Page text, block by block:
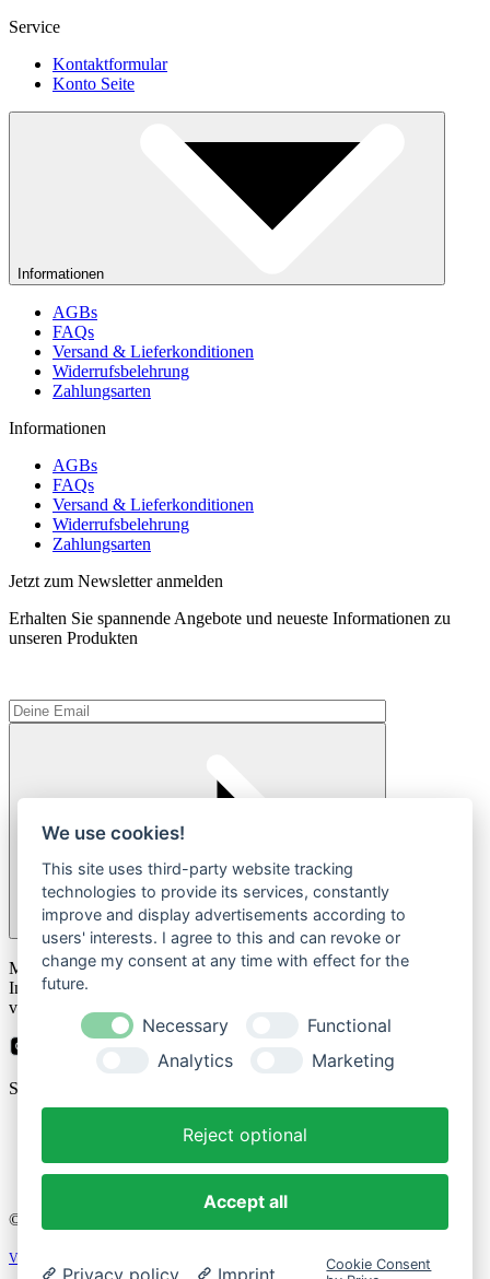
Service
Kontaktformular
Konto Seite
Informationen
AGBs
FAQs
Versand & Lieferkonditionen
Widerrufsbelehrung
Zahlungsarten
Informationen
AGBs
FAQs
Versand & Lieferkonditionen
Widerrufsbelehrung
Zahlungsarten
Jetzt zum Newsletter anmelden
Erhalten Sie spannende Angebote und neueste Informationen zu
unseren Produkten
Please
leave
this
field
Mit der Anmeldung zum Newsletter stimmen Sie zu, dass wir Ihre
Informationen im Rahmen unserer
verarbeiten.
Sicher bezahlen mit
Impressum
© 2026 Cozique
Vertrag widerrufen
We use cookies!
This site uses third-party website tracking
technologies to provide its services, constantly
improve and display advertisements according to
users' interests. I agree to this and can revoke or
change my consent at any time with effect for the
future.
Necessary
Functional
Analytics
Marketing
Reject optional
Accept all
Privacy policy Imprint
Cookie Consent